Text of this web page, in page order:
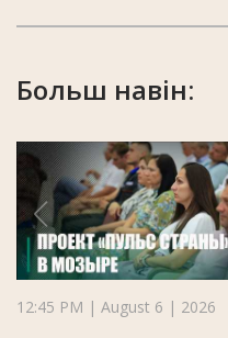
Больш навін:
12:45 PM | August 6 | 2026